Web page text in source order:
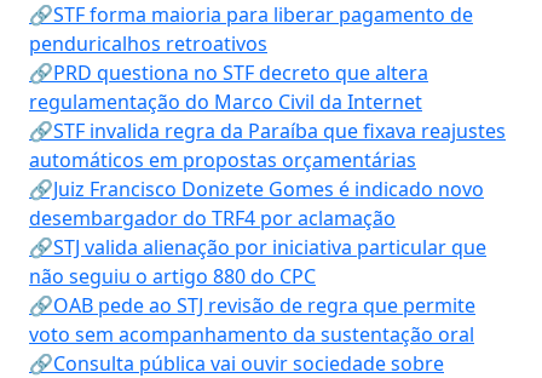
🔗STF forma maioria para liberar pagamento de
penduricalhos retroativos
🔗PRD questiona no STF decreto que altera
regulamentação do Marco Civil da Internet
🔗STF invalida regra da Paraíba que fixava reajustes
automáticos em propostas orçamentárias
🔗Juiz Francisco Donizete Gomes é indicado novo
desembargador do TRF4 por aclamação
🔗STJ valida alienação por iniciativa particular que
não seguiu o artigo 880 do CPC
🔗OAB pede ao STJ revisão de regra que permite
voto sem acompanhamento da sustentação oral
🔗Consulta pública vai ouvir sociedade sobre